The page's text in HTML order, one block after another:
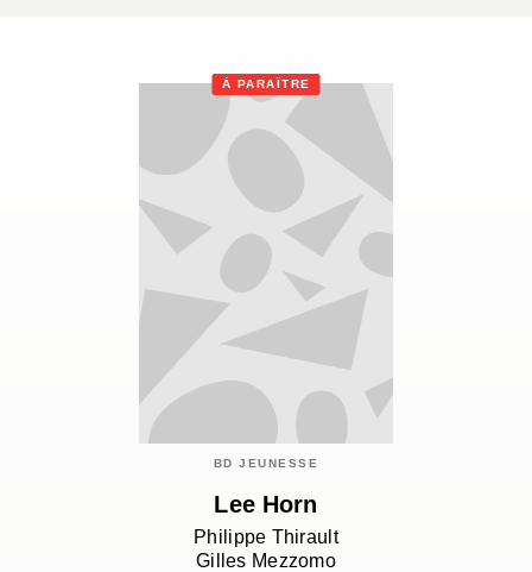
À PARAÎTRE
BD JEUNESSE
Lee Horn
Philippe Thirault
Gilles Mezzomo